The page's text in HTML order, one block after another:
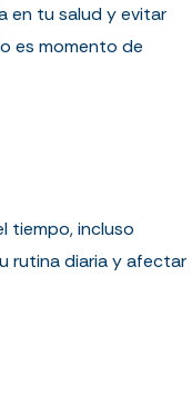
en tu salud y evitar
es momento de
tiempo, incluso
rutina diaria y afectar